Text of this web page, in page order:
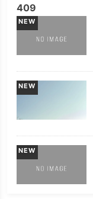
409
NEW
NEW
NEW